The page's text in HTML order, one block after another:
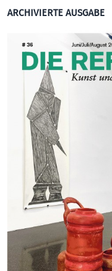
ARCHIVIERTE AUSGABE